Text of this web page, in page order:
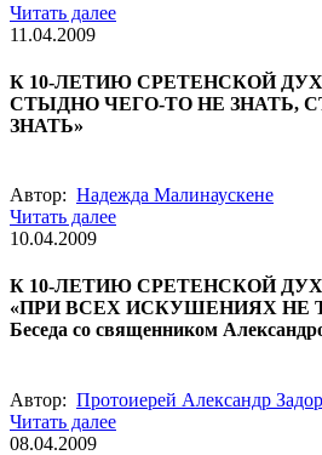
Читать далее
11.04.2009
К 10-ЛЕТИЮ СРЕТЕНСКОЙ
СТЫДНО ЧЕГО-ТО НЕ ЗНАТЬ,
ЗНАТЬ»
Автор: Надежда Малинаускене
Читать далее
10.04.2009
К 10-ЛЕТИЮ СРЕТЕНСКОЙ
«ПРИ ВСЕХ ИСКУШЕНИЯХ НЕ
Беседа со священником
Автор: Протоиерей Александр
Читать далее
08.04.2009